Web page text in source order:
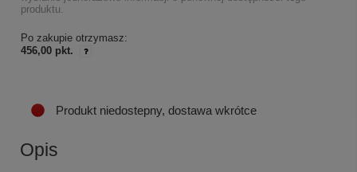
produktu.
Po zakupie otrzymasz:
456,00 pkt.
Produkt niedostepny, dostawa wkrótce
Opis